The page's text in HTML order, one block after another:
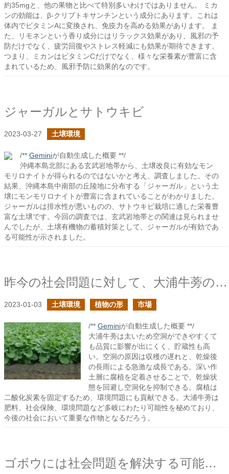
約35mgと、他の果物と比べて特別多いわけではありません。 ミカ
ンの効能は、β-クリプトキサンチンという成分にあります。これは
体内でビタミンAに変換され、免疫力を高める効果があります。 ま
た、リモネンという香り成分にはリラックス効果があり、風邪の予
防だけでなく、疲労回復やストレス軽減にも効果が期待できます。
つまり、ミカンはビタミンCだけでなく、様々な栄養素が豊富に含
まれているため、風邪予防に効果的なのです。
ジャーガルとサトウキビ
2023-03-27 土壌環境
/** Geminiが自動生成した概要 **/
沖縄本島北部にある玄武岩地帯から、土壌改良に有効なモン
モリロナイトが得られるのではないかと考え、調査しました。その
結果、沖縄本島中南部の丘陵地に分布する「ジャーガル」という土
壌にモンモリロナイトが豊富に含まれていることがわかりました。
ジャーガルは排水性が悪いものの、サトウキビ栽培に適した栄養豊
富な土壌です。今回の調査では、玄武岩地帯との関連は見られませ
んでしたが、土壌有機物の蓄積対策として、ジャーガルが有効であ
る可能性が示されました。
昨今の社会問題に対して、大浦牛蒡の持つ可能性に期待するの続き
2023-01-03 土壌環境 植物の形 市場
/** Geminiが自動生成した概要 **/
大浦牛蒡は太いため空洞ができやすくて
も品質に影響が出にくく、貯蔵性も高
い。空洞の原因は収穫の遅れと、乾燥後
の長雨による急激な成長である。深い作
土層に腐植を定着させることで、乾燥状
態を回避し空洞化を抑制できる。腐植は
二酸化炭素を固定するため、環境問題にも貢献できる。大浦牛蒡は
肥料、社会保険、環境問題など多岐にわたり可能性を秘めており、
今後の社会において重要な作物となるだろう。
ゴボウには社会問題を解決する可能性を秘めていると信じている